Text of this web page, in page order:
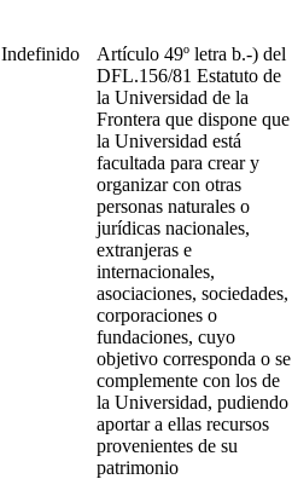
Indefinido
Artículo 49º letra b.-) del
DFL.156/81 Estatuto de
la Universidad de la
Frontera que dispone que
la Universidad está
facultada para crear y
organizar con otras
personas naturales o
jurídicas nacionales,
extranjeras e
internacionales,
asociaciones, sociedades,
corporaciones o
fundaciones, cuyo
objetivo corresponda o se
complemente con los de
la Universidad, pudiendo
aportar a ellas recursos
provenientes de su
patrimonio